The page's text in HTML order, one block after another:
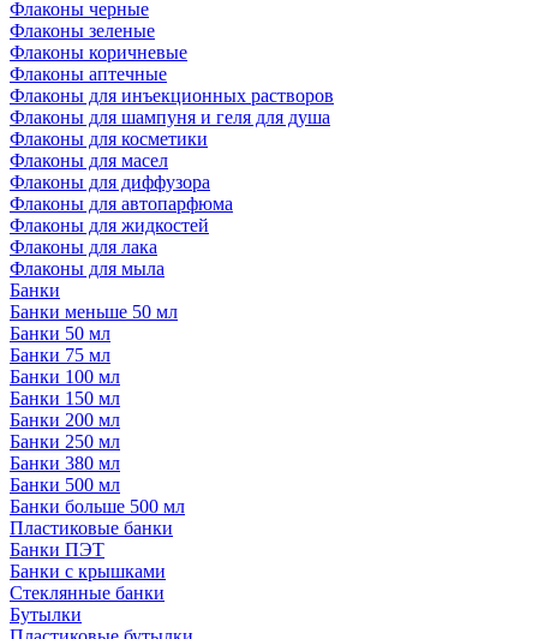
Флаконы черные
Флаконы зеленые
Флаконы коричневые
Флаконы аптечные
Флаконы для инъекционных растворов
Флаконы для шампуня и геля для душа
Флаконы для косметики
Флаконы для масел
Флаконы для диффузора
Флаконы для автопарфюма
Флаконы для жидкостей
Флаконы для лака
Флаконы для мыла
Банки
Банки меньше 50 мл
Банки 50 мл
Банки 75 мл
Банки 100 мл
Банки 150 мл
Банки 200 мл
Банки 250 мл
Банки 380 мл
Банки 500 мл
Банки больше 500 мл
Пластиковые банки
Банки ПЭТ
Банки с крышками
Стеклянные банки
Бутылки